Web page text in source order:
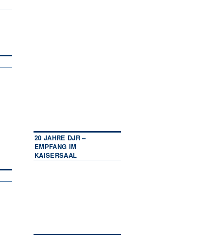
20 JAHRE DJR –
EMPFANG IM
KAISERSAAL